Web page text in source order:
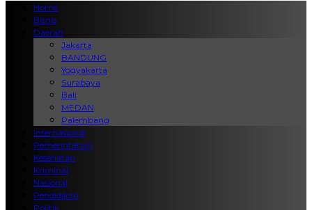
Home
Bisnis
Daerah
Jakarta
BANDUNG
Yogyakarta
Surabaya
Bali
MEDAN
Palembang
Internasional
Pemerintahan
Kesehatan
Kriminal
Nasional
Pendidikan
Politik